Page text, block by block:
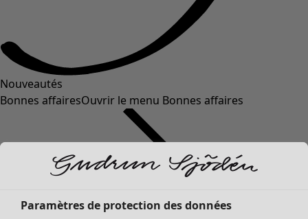
Nouveautés
Bonnes affairesOuvrir le menu Bonnes affaires
Paramètres de protection des données